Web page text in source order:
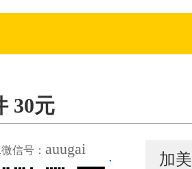
30元
信号： auugai
加